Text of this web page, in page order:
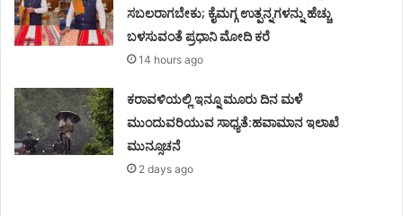
ಸಬಲರಾಗಬೇಕು; ಕೈಮಗ್ಗ ಉತ್ಪನ್ನಗಳನ್ನು ಹೆಚ್ಚು
ಬಳಸುವಂತೆ ಪ್ರಧಾನಿ ಮೋದಿ ಕರೆ
14 hours ago
ಕರಾವಳಿಯಲ್ಲಿ ಇನ್ನೂ ಮೂರು ದಿನ ಮಳೆ
ಮುಂದುವರಿಯುವ ಸಾಧ್ಯತೆ:ಹವಾಮಾನ ಇಲಾಖೆ
ಮುನ್ಸೂಚನೆ
2 days ago